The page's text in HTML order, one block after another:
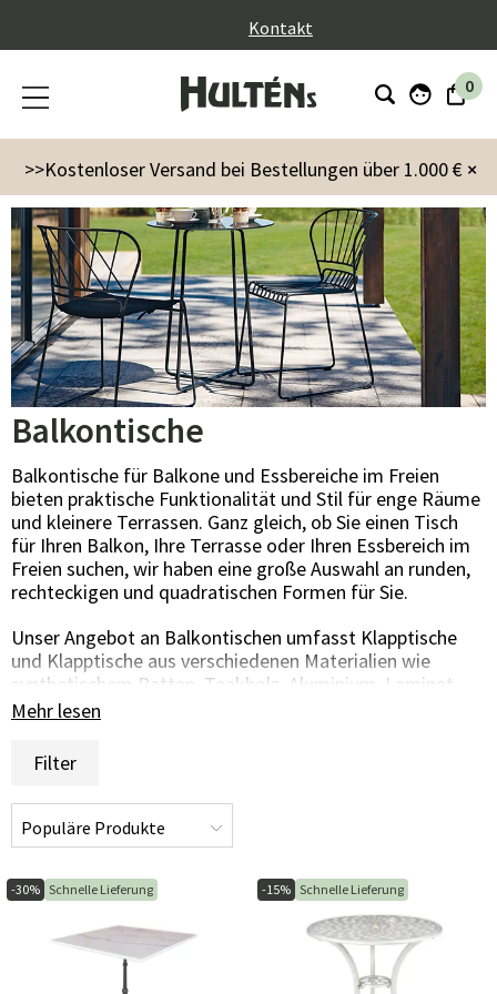
Kontakt
0
×
>>Kostenloser Versand bei Bestellungen über 1.000 €
Gartenmöbel Tische Balkontische
Balkontische
Balkontische für Balkone und Essbereiche im Freien
bieten praktische Funktionalität und Stil für enge Räume
und kleinere Terrassen. Ganz gleich, ob Sie einen Tisch
für Ihren Balkon, Ihre Terrasse oder Ihren Essbereich im
Freien suchen, wir haben eine große Auswahl an runden,
rechteckigen und quadratischen Formen für Sie.
Unser Angebot an Balkontischen umfasst Klapptische
und Klapptische aus verschiedenen Materialien wie
synthetischem Rattan, Teakholz, Aluminium, Laminat
und mehr. Ganz gleich, ob Ihr Balkon verglast ist oder
Bedürfnissen entsprechen.
Unsere Balkontische sind mit intelligenten Funktionen
ausgestattet, um den Platz zu maximieren und für
verschiedene Situationen geeignet zu sein. Sie finden
herunterklappen oder am Balkongeländer befestigen
lassen und so Flexibilität und Vielseitigkeit bieten.
Balkontische, bei denen eine oder beide Seiten der
Tischplatte heruntergeklappt werden können, eignen
Mehr lesen
Filter
-30% Schnelle Lieferung -15% Schnelle Lieferung